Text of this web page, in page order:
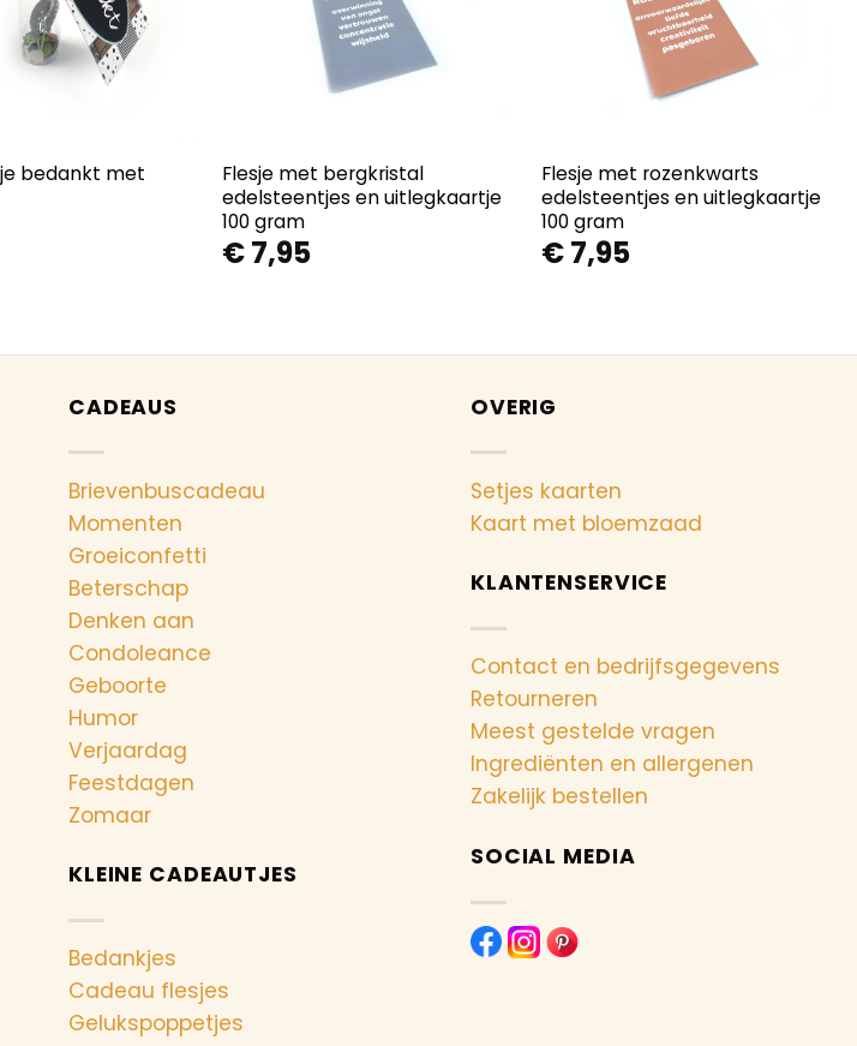
bedankt met
Flesje met bergkristal
edelsteentjes en uitlegkaartje
100 gram
€7,95
Flesje met rozenkwarts
edelsteentjes en uitlegkaartje
100 gram
€7,95
CADEAUS
Brievenbuscadeau
Momenten
Groeiconfetti
Beterschap
Denken aan
Condoleance
Geboorte
Humor
Verjaardag
Feestdagen
Zomaar
KLEINE CADEAUTJES
Bedankjes
Cadeau flesjes
Gelukspoppetjes
OVERIG
Setjes kaarten
Kaart met bloemzaad
KLANTENSERVICE
Contact en bedrijfsgegevens
Retourneren
Meest gestelde vragen
Ingrediënten en allergenen
Zakelijk bestellen
SOCIAL MEDIA